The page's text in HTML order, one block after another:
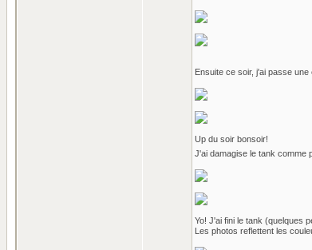
Ensuite ce soir, j'ai passe
Up du soir bonsoir!
J'ai damagise le tank comme
Yo! J'ai fini le tank (quelques
Les photos reflettent les